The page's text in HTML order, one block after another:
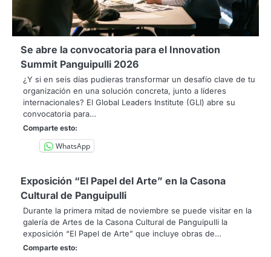
Se abre la convocatoria para el Innovation
Summit Panguipulli 2026
¿Y si en seis días pudieras transformar un desafío clave de tu
organización en una solución concreta, junto a líderes
internacionales? El Global Leaders Institute (GLI) abre su
convocatoria para…
Comparte esto:
WhatsApp
Exposición “El Papel del Arte” en la Casona
Cultural de Panguipulli
Durante la primera mitad de noviembre se puede visitar en la
galería de Artes de la Casona Cultural de Panguipulli la
exposición “El Papel de Arte” que incluye obras de…
Comparte esto: